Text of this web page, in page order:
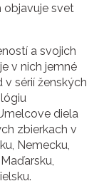
objavuje svet
a svojich
v nich jemné
sérií ženských
diela
zbierkach v
Nemecku,